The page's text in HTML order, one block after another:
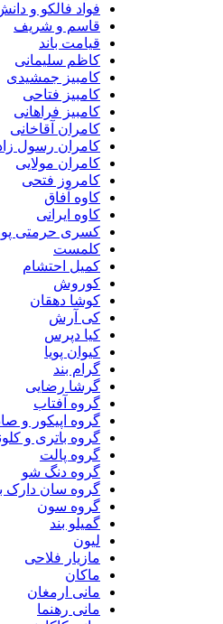
فواد فالکو و دانش
قاسم و شریف
قیامت باند
کاظم سلیمانی
کامبیز جمشیدی
کامبیز فتاحی
کامبیز فراهانی
کامران آقاخانی
کامران رسول زاده
کامران مولایی
کامروز فتحی
کاوه آفاق
کاوه ایرانی
کسری حرمتی پور
کلمست
کمیل احتشام
کوروش
کوشا دهقان
کی آرش
کیا دپرس
کیوان پویا
گرام بند
گرشا رضایی
گروه آفتاب
گروه اپیکور و صادق
گروه باتری و کلونل
گروه پالت
گروه دنگ شو
گروه سان دارک باند
گروه سون
گمیلو بند
مازیار فلاحی
مانی ارمغان
مانی رهنما